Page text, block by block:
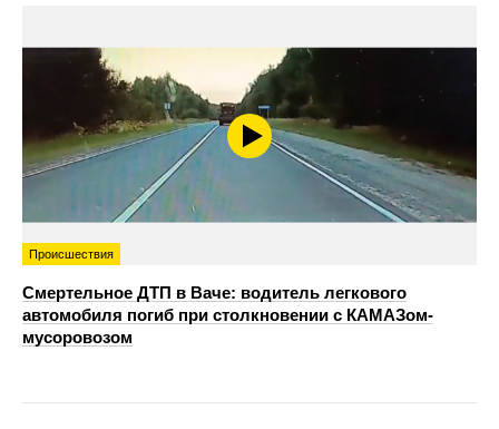
Происшествия
Смертельное ДТП в Ваче: водитель легкового
автомобиля погиб при столкновении с КАМАЗом-
мусоровозом